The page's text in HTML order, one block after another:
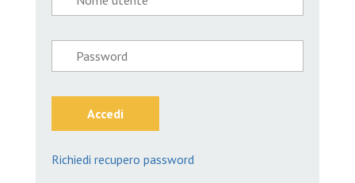
Accedi
Richiedi recupero password